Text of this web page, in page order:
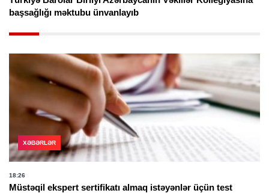
başsağlığı məktubu ünvanlayıb
XƏBƏRLƏR
18:26
Müstəqil ekspert sertifikatı almaq istəyənlər üçün test